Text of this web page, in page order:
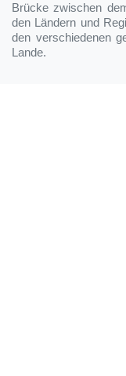
Brücke zwischen
den Ländern und
den verschiedenen
Lande.